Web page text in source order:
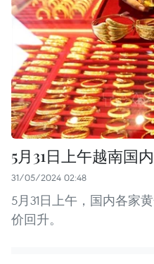
5月31日上午越南国
31/05/2024 02:48
5月31日上午，国内各家
价回升。